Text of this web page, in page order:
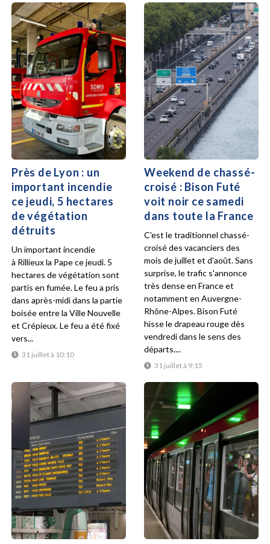
Près de Lyon : un
important incendie
ce jeudi, 5 hectares
de végétation
détruits
31 juillet à 10:10
Un important incendie
à Rillieux la Pape ce jeudi. 5
hectares de végétation sont
partis en fumée. Le feu a pris
dans après-midi dans la partie
boisée entre la Ville Nouvelle
et Crépieux. Le feu a été fixé
vers...
Weekend de chassé-
croisé : Bison Futé
voit noir ce samedi
dans toute la France
31 juillet à 9:15
C'est le traditionnel chassé-
croisé des vacanciers des
mois de juillet et d'août. Sans
surprise, le trafic s'annonce
très dense en France et
notamment en Auvergne-
Rhône-Alpes. Bison Futé
hisse le drapeau rouge dès
vendredi dans le sens des
départs....